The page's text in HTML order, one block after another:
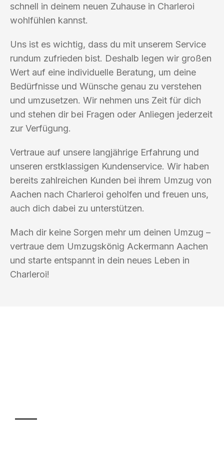
schnell in deinem neuen Zuhause in Charleroi
wohlfühlen kannst.
Uns ist es wichtig, dass du mit unserem Service
rundum zufrieden bist. Deshalb legen wir großen
Wert auf eine individuelle Beratung, um deine
Bedürfnisse und Wünsche genau zu verstehen
und umzusetzen. Wir nehmen uns Zeit für dich
und stehen dir bei Fragen oder Anliegen jederzeit
zur Verfügung.
Vertraue auf unsere langjährige Erfahrung und
unseren erstklassigen Kundenservice. Wir haben
bereits zahlreichen Kunden bei ihrem Umzug von
Aachen nach Charleroi geholfen und freuen uns,
auch dich dabei zu unterstützen.
Mach dir keine Sorgen mehr um deinen Umzug –
vertraue dem Umzugskönig Ackermann Aachen
und starte entspannt in dein neues Leben in
Charleroi!